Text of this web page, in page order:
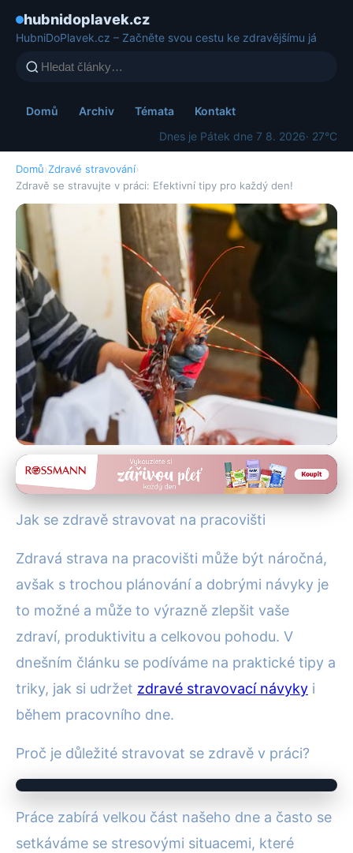
hubnidoplavek.cz
HubniDoPlavek.cz – Začněte svou cestu ke zdravějšímu já
Domů Archiv Témata
Kontakt
Dnes je Pátek dne 7 8. 2026· 27°C
Domů›Zdravé stravování›
Zdravě se stravujte v práci: Efektivní tipy pro každý den!
Zdravé stravování
Zdravě se stravujte v práci:
· 4 min čtení · Autor: Alena Králová
Jak se zdravě stravovat na pracovišti
Zdravá strava na pracovišti může být náročná,
avšak s trochou plánování a dobrými návyky je
to možné a může to výrazně zlepšit vaše
zdraví, produktivitu a celkovou pohodu. V
dnešním článku se podíváme na praktické tipy a
triky, jak si udržet zdravé stravovací návyky i
během pracovního dne.
Proč je důležité stravovat se zdravě v práci?
Práce zabírá velkou část našeho dne a často se
setkáváme se stresovými situacemi, které